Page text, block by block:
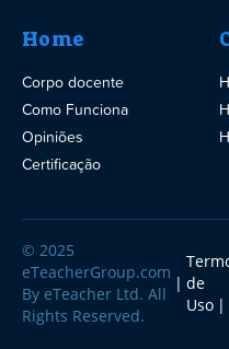
Home
Corpo docente
Como Funciona
Opiniões
Certificação
© 2025
eTeacherGroup.com
By eTeacher Ltd. All
Rights Reserved.
de
Uso